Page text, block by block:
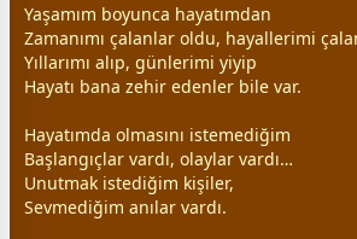
Yaşamım boyunca hayatımdan
Zamanımı çalanlar oldu, hayallerimi
Yıllarımı alıp, günlerimi yiyip
Hayatı bana zehir edenler bile var.
Hayatımda olmasını istemediğim
Başlangıçlar vardı, olaylar vardı…
Unutmak istediğim kişiler,
Sevmediğim anılar vardı.